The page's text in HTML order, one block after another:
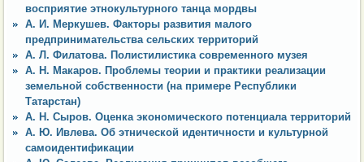
восприятие этнокультурного танца мордвы
А. И. Меркушев. Факторы развития малого
предпринимательства сельских территорий
А. Л. Филатова. Полистилистика современного музея
А. Н. Макаров. Проблемы теории и практики реализации
земельной собственности (на примере Республики
Татарстан)
А. Н. Сыров. Оценка экономического потенциала территорий
А. Ю. Ивлева. Об этнической идентичности и культурной
самоидентификации